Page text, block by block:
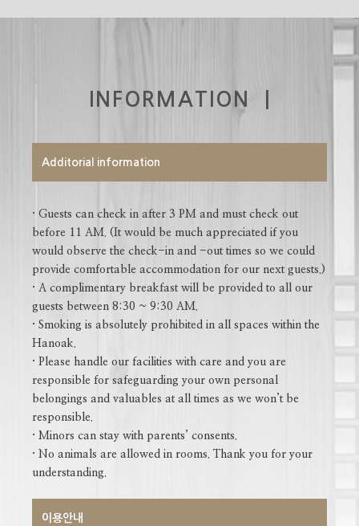
INFORMATION |
Additorial information
· Guests can check in after 3 PM and must check out
before 11 AM. (It would be much appreciated if you
would observe the check-in and -out times so we could
provide comfortable accommodation for our next guests.)
· A complimentary breakfast will be provided to all our
guests between 8:30 ~ 9:30 AM.
· Smoking is absolutely prohibited in all spaces within the
Hanoak.
· Please handle our facilities with care and you are
responsible for safeguarding your own personal
belongings and valuables at all times as we won’t be
responsible.
· Minors can stay with parents’ consents.
· No animals are allowed in rooms. Thank you for your
understanding.
이용안내